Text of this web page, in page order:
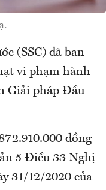
(SSC) đã ban
vi phạm hành
Giải pháp Đầu
đồng
5 Điều 33 Nghị
31/12/2020 của